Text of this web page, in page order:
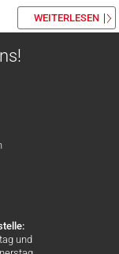
WEITERLESEN
und